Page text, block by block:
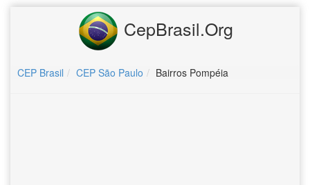
CepBrasil.Org
CEP Brasil CEP São Paulo Bairros Pompéia